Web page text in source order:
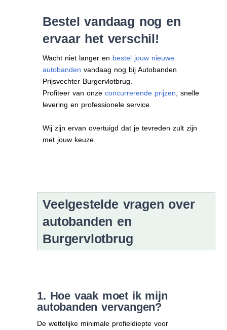
Bestel vandaag nog en
ervaar het verschil!
Wacht niet langer en bestel jouw nieuwe
autobanden vandaag nog bij Autobanden
Prijsvechter Burgervlotbrug.
Profiteer van onze concurrerende prijzen , snelle
levering en professionele service.
Wij zijn ervan overtuigd dat je tevreden zult zijn
met jouw keuze.
Veelgestelde vragen over
autobanden en
Burgervlotbrug
1. Hoe vaak moet ik mijn
autobanden vervangen?
De wettelijke minimale profieldiepte voor